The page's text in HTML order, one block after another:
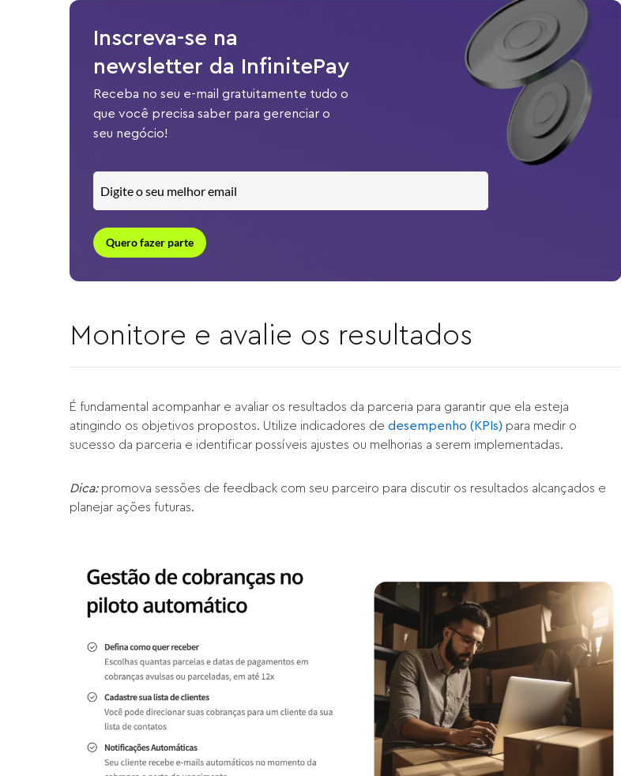
Inscreva-se na
newsletter da InfinitePay
Receba no seu e-mail gratuitamente tudo o
que você precisa saber para gerenciar o
seu negócio!
Quero fazer parte
Monitore e avalie os resultados
É fundamental acompanhar e avaliar os resultados da parceria para garantir que ela esteja
atingindo os objetivos propostos. Utilize indicadores dedesempenho (KPIs) para medir o
sucesso da parceria e identificar possíveis ajustes ou melhorias a serem implementadas.
Dica:promova sessões de feedback com seu parceiro para discutir os resultados alcançados e
planejar ações futuras.